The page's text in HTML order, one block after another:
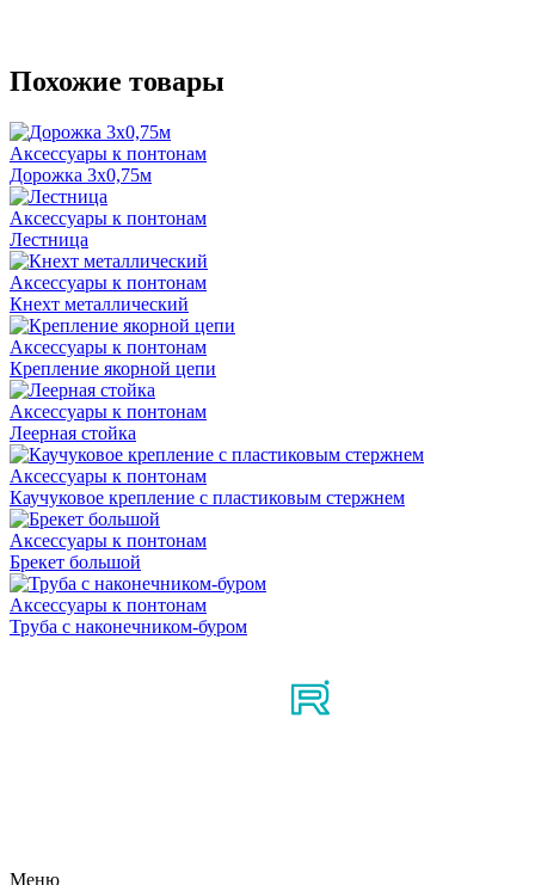
Похожие товары
Аксессуары к понтонам
Дорожка 3х0,75м
Аксессуары к понтонам
Лестница
Аксессуары к понтонам
Кнехт металлический
Аксессуары к понтонам
Крепление якорной цепи
Аксессуары к понтонам
Леерная стойка
Аксессуары к понтонам
Каучуковое крепление с пластиковым стержнем
Аксессуары к понтонам
Брекет большой
Аксессуары к понтонам
Труба с наконечником-буром
Меню